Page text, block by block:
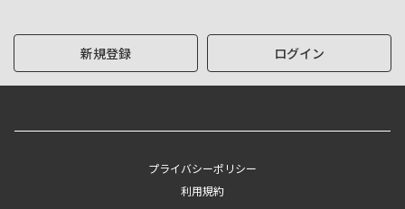
新規登録 ログイン
プライバシーポリシー
利用規約